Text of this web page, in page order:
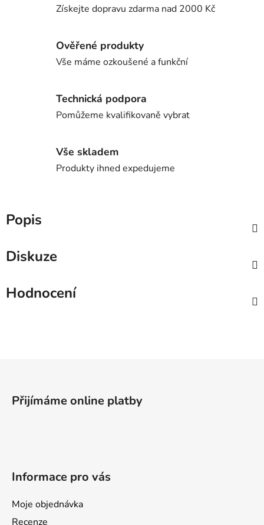
Získejte dopravu zdarma nad 2000 Kč
Ověřené produkty
Vše máme ozkoušené a funkční
Technická podpora
Pomůžeme kvalifikovaně vybrat
Vše skladem
Produkty ihned expedujeme
Popis
Diskuze
Hodnocení
Přijímáme online platby
Informace pro vás
Moje objednávka
Recenze